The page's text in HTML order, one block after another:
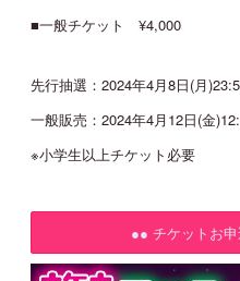
TICKET
BIRTHDAY
■一般チケット ¥4,000
先行抽選：2024年4月8日(月
一般販売：2024年4月12日(金
※小学生以上チケット必要
●● チケットお